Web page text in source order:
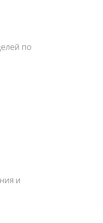
по
и